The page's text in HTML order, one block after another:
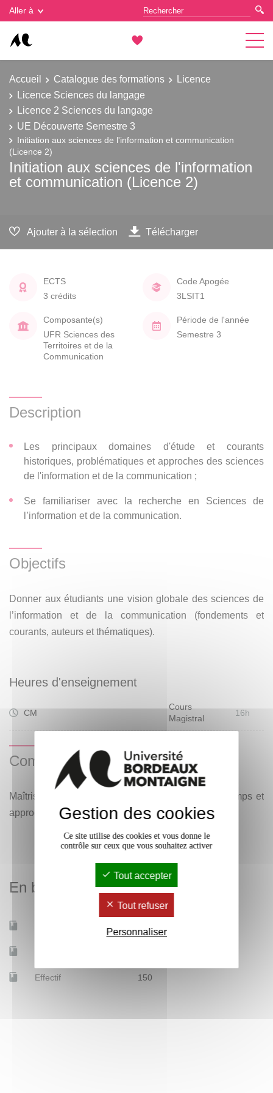
Aller à
Accueil Catalogue des formations
Licence
Licence Sciences du langage
Licence 2 Sciences du langage
UE Découverte Semestre 3
Initiation aux sciences de l'information et communication
(Licence 2)
Initiation aux sciences de l'information
et communication (Licence 2)
Ajouter à la sélection Télécharger
ECTS
3 crédits
Code Apogée
3LSIT1
Composante(s)
UFR Sciences des
Territoires et de la
Communication
Période de l'année
Semestre 3
Description
Les principaux domaines d'étude et courants
historiques, problématiques et approches des sciences
de l'information et de la communication ;
Se familiariser avec la recherche en Sciences de
l’information et de la communication.
Objectifs
Donner aux étudiants une vision globale des sciences de
l’information et de la communication (fondements et
courants, auteurs et thématiques).
Heures d'enseignement
CM
Cours
Magistral
16h
Compétences visées
Maîtrise des notions-clés et appréhension des champs et
approches communicationnelles.
En bref
Oui
Effectif 150
Gestion des cookies
Gestion des cookies
Ce site utilise des cookies et vous donne le
contrôle sur ceux que vous souhaitez activer
Tout accepter
Tout refuser
Personnaliser